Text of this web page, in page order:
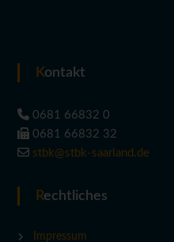
Kontakt
0681 66832 0
0681 66832 32
stbk@stbk-saarland.de
Rechtliches
Impressum